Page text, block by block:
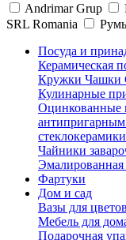
Andrimar Grup
SRL Romania
Посуда и
Керамическая
Кружки Чашки
Кулинарные
Оцинкованные
стеклокерамики
Чайники
Эмалированная
Фартуки
Дом и сад
Вазы для цветов
Мебель для
Подарочная